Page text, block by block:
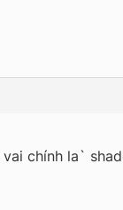
chính la`